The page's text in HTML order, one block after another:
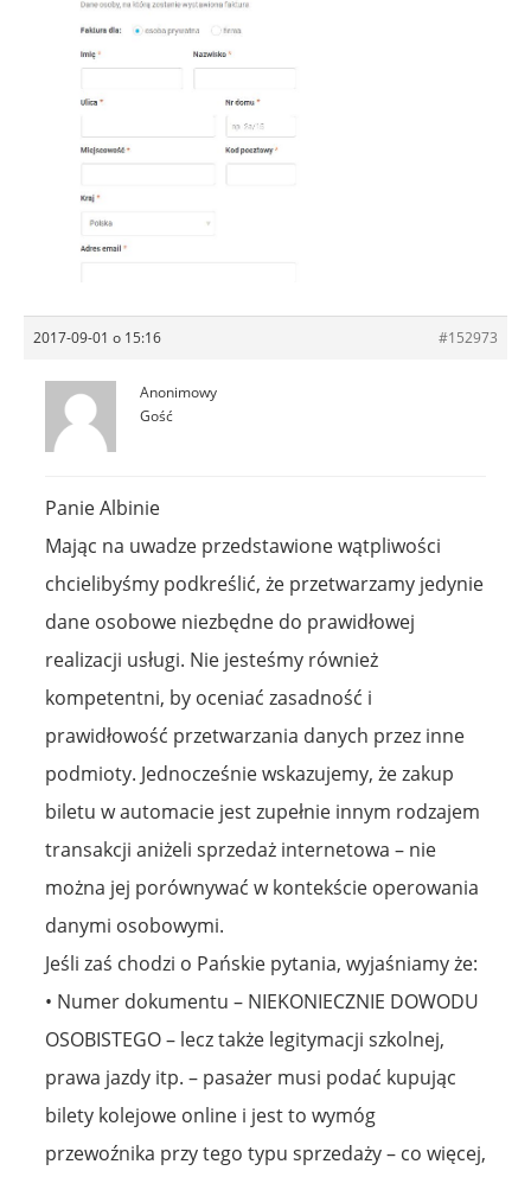
2017-09-01 o 15:16 #152973
Anonimowy
Gość
Panie Albinie
Mając na uwadze przedstawione wątpliwości
chcielibyśmy podkreślić, że przetwarzamy jedynie
dane osobowe niezbędne do prawidłowej
realizacji usługi. Nie jesteśmy również
kompetentni, by oceniać zasadność i
prawidłowość przetwarzania danych przez inne
podmioty. Jednocześnie wskazujemy, że zakup
biletu w automacie jest zupełnie innym rodzajem
transakcji aniżeli sprzedaż internetowa – nie
można jej porównywać w kontekście operowania
danymi osobowymi.
Jeśli zaś chodzi o Pańskie pytania, wyjaśniamy że:
• Numer dokumentu – NIEKONIECZNIE DOWODU
OSOBISTEGO – lecz także legitymacji szkolnej,
prawa jazdy itp. – pasażer musi podać kupując
bilety kolejowe online i jest to wymóg
przewoźnika przy tego typu sprzedaży – co więcej,